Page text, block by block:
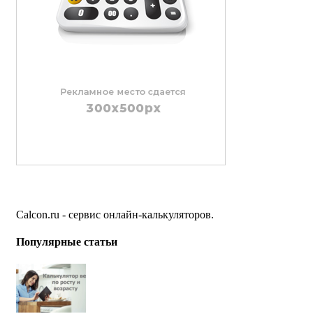
Calcon.ru - сервис онлайн-калькуляторов.
Популярные статьи